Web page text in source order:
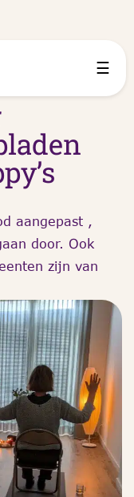
☰
aangepast ,
door. Ook
zijn van